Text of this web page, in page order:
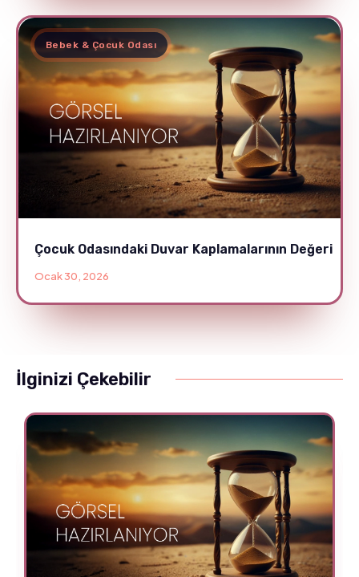
Bebek & Çocuk Odası
Çocuk Odasındaki Duvar Kaplamalarının Değeri
Ocak 30, 2026
İlginizi Çekebilir